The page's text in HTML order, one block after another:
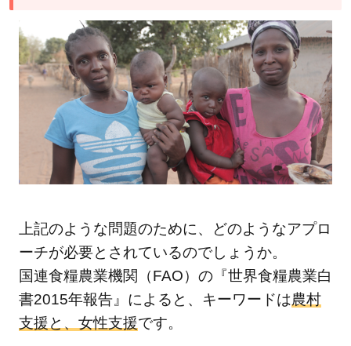
ト：
物品
の寄
付支
援を
中心
に命
を守
行う
7
無理
な
く、
上記のような問題のために、どのようなアプロ
ーチが必要とされているのでしょうか。
国連食糧農業機関（FAO）の『世界食糧農業白
書2015年報告』によると、キーワードは農村
支援と、女性支援です。